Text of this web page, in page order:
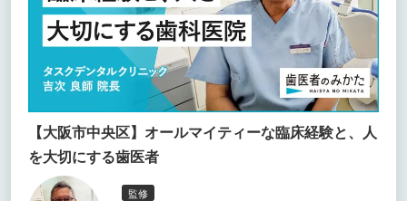
【大阪市中央区】オールマイティーな臨床経験と、人
を大切にする歯医者
監修